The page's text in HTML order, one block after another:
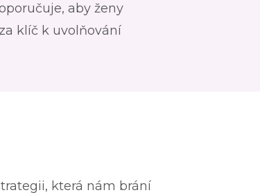
aby ženy
klíč k uvolňování
která nám brání